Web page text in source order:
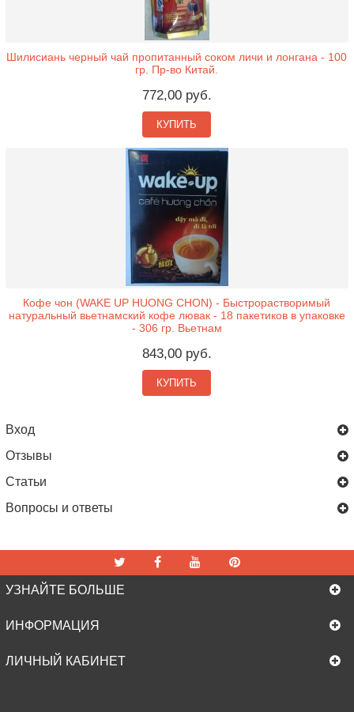
Шилисиань черный чай пропитанный соком личи и лонгана - 100
гр. Пр-во Китай.
772,00 руб.
КУПИТЬ
Кофе чон (WAKE UP HUONG CHON) - Быстрорастворимый
натуральный вьетнамский кофе лювак - 18 пакетиков в упаковке
- 306 гр. Вьетнам
843,00 руб.
КУПИТЬ
Вход
Отзывы
Статьи
Вопросы и ответы
УЗНАЙТЕ БОЛЬШЕ
ИНФОРМАЦИЯ
ЛИЧНЫЙ КАБИНЕТ